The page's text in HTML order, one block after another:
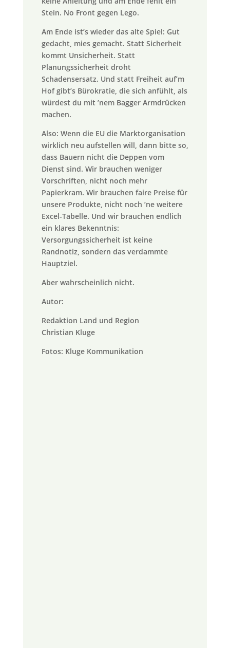
Stein. No Front gegen Lego.
Am Ende ist’s wieder das alte Spiel: Gut
gedacht, mies gemacht. Statt Sicherheit
kommt Unsicherheit. Statt
Planungssicherheit droht
Schadensersatz. Und statt Freiheit auf’m
Hof gibt’s Bürokratie, die sich anfühlt, als
würdest du mit ’nem Bagger Armdrücken
machen.
Also: Wenn die EU die Marktorganisation
wirklich neu aufstellen will, dann bitte so,
dass Bauern nicht die Deppen vom
Dienst sind. Wir brauchen weniger
Vorschriften, nicht noch mehr
Papierkram. Wir brauchen faire Preise für
unsere Produkte, nicht noch ’ne weitere
Excel-Tabelle. Und wir brauchen endlich
ein klares Bekenntnis:
Versorgungssicherheit ist keine
Randnotiz, sondern das verdammte
Hauptziel.
Aber wahrscheinlich nicht.
Autor:
Redaktion Land und Region
Christian Kluge
Fotos: Kluge Kommunikation